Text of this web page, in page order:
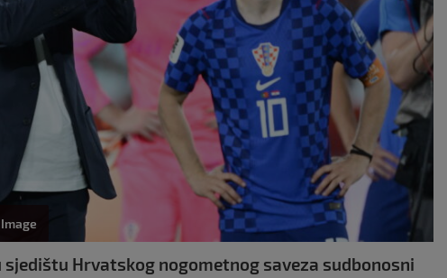
Hrvatskog nogometnog saveza sudbonosni